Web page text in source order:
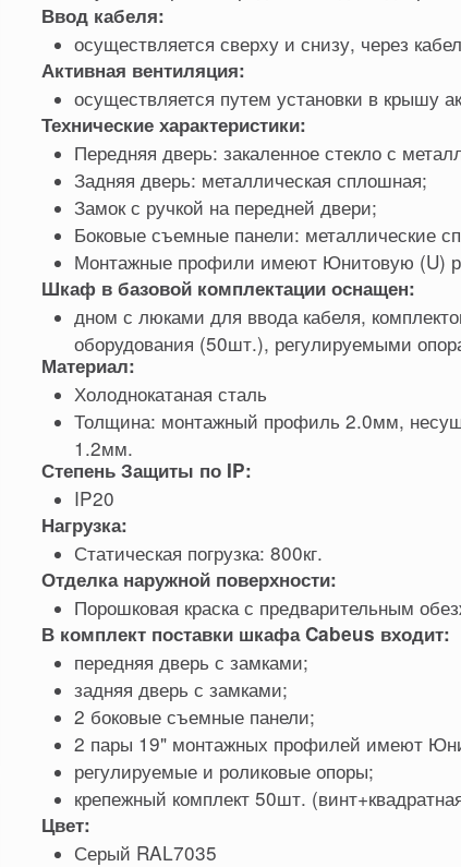
Ввод кабеля:
осуществляется сверху и снизу, через
Активная вентиляция:
осуществляется путем установки в крышу
Технические характеристики:
Передняя дверь: закаленное стекло с
Задняя дверь: металлическая сплошная;
Замок с ручкой на передней двери;
Боковые съемные панели: металлические
Монтажные профили имеют Юнитовую (U)
Шкаф в базовой комплектации оснащен:
дном с люками для ввода кабеля,
оборудования (50шт.), регулируемыми
Материал:
Холоднокатаная сталь
Толщина: монтажный профиль 2.0мм,
1.2мм.
Степень Защиты по IP:
IP20
Нагрузка:
Статическая погрузка: 800кг.
Отделка наружной поверхности:
Порошковая краска с предварительным
В комплект поставки шкафа Cabeus входит:
передняя дверь с замками;
задняя дверь с замками;
2 боковые съемные панели;
2 пары 19" монтажных профилей имеют
регулируемые и роликовые опоры;
крепежный комплект 50шт.
Цвет:
Серый RAL7035